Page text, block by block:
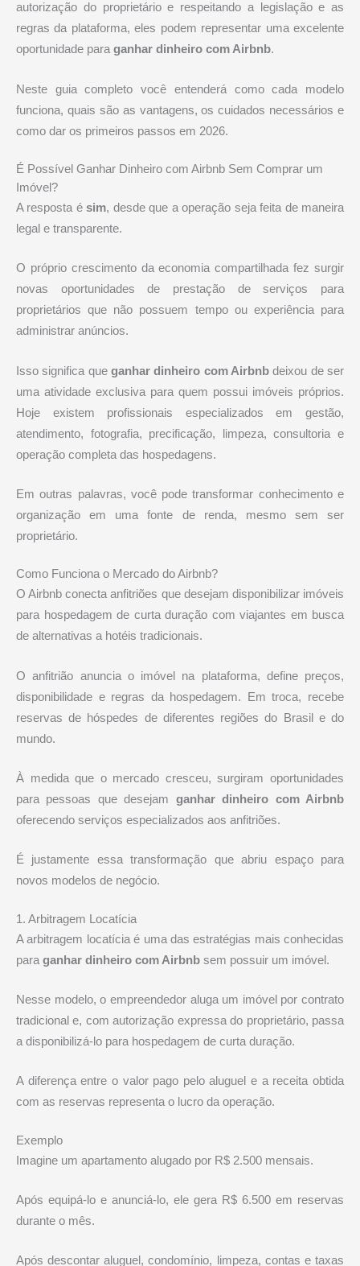
autorização do proprietário e respeitando a legislação e as
regras da plataforma, eles podem representar uma excelente
oportunidade paraganhar dinheiro com Airbnb.
Neste guia completo você entenderá como cada modelo
funciona, quais são as vantagens, os cuidados necessários e
como dar os primeiros passos em 2026.
É Possível Ganhar Dinheiro com Airbnb Sem Comprar um
Imóvel?
A resposta ésim, desde que a operação seja feita de maneira
legal e transparente.
O próprio crescimento da economia compartilhada fez surgir
novas oportunidades de prestação de serviços para
proprietários que não possuem tempo ou experiência para
administrar anúncios.
Isso significa que ganhar dinheiro com Airbnb deixou de ser
uma atividade exclusiva para quem possui imóveis próprios.
Hoje existem profissionais especializados em gestão,
atendimento, fotografia, precificação, limpeza, consultoria e
operação completa das hospedagens.
Em outras palavras, você pode transformar conhecimento e
organização em uma fonte de renda, mesmo sem ser
proprietário.
Como Funciona o Mercado do Airbnb?
O Airbnb conecta anfitriões que desejam disponibilizar imóveis
para hospedagem de curta duração com viajantes em busca
de alternativas a hotéis tradicionais.
O anfitrião anuncia o imóvel na plataforma, define preços,
disponibilidade e regras da hospedagem. Em troca, recebe
reservas de hóspedes de diferentes regiões do Brasil e do
mundo.
À medida que o mercado cresceu, surgiram oportunidades
para pessoas que desejam ganhar dinheiro com Airbnb
oferecendo serviços especializados aos anfitriões.
É justamente essa transformação que abriu espaço para
novos modelos de negócio.
1. Arbitragem Locatícia
A arbitragem locatícia é uma das estratégias mais conhecidas
para ganhar dinheiro com Airbnb sem possuir um imóvel.
Nesse modelo, o empreendedor aluga um imóvel por contrato
tradicional e, com autorização expressa do proprietário, passa
a disponibilizá-lo para hospedagem de curta duração.
A diferença entre o valor pago pelo aluguel e a receita obtida
com as reservas representa o lucro da operação.
Exemplo
Imagine um apartamento alugado por R$ 2.500 mensais.
Após equipá-lo e anunciá-lo, ele gera R$ 6.500 em reservas
durante o mês.
Após descontar aluguel, condomínio, limpeza, contas e taxas